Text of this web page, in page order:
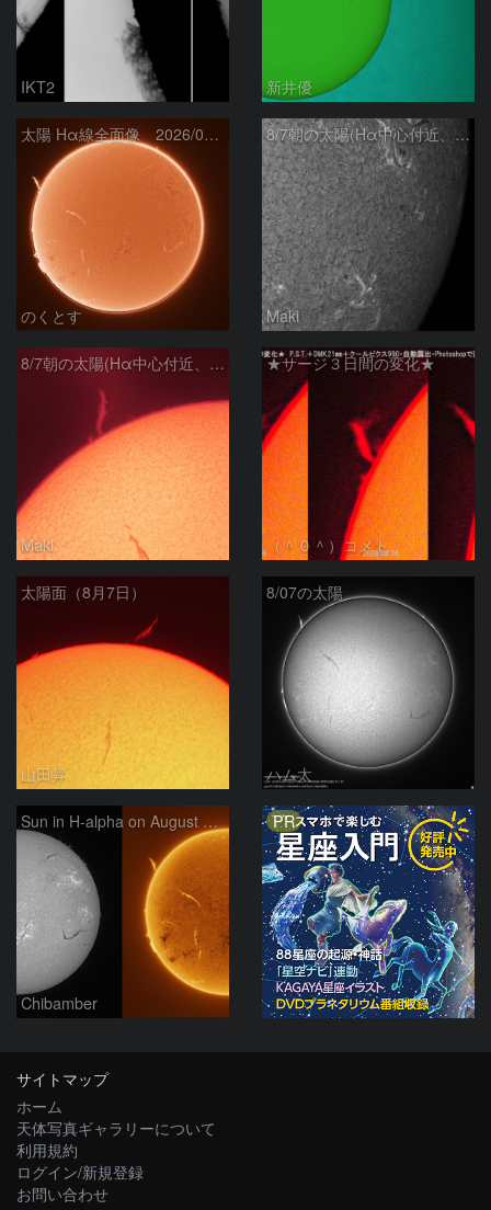
IKT2 新井優
太陽 Hα線全面像 2026/08/07
のくとす
8/7朝の太陽(Hα中心付近、4498、4502付近)
Maki
8/7朝の太陽(Hα中心付近、プロミネンス)
Maki
★サージ３日間の変化★
（＾０＾）コメト
太陽面（8月7日）
山田昇
8/07の太陽
ハム太
Sun in H-alpha on August 7, 2026
Chibamber
PR
サイトマップ
ホーム
天体写真ギャラリーについて
利用規約
ログイン/新規登録
お問い合わせ